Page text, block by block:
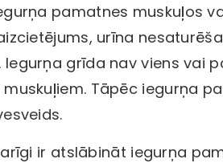
pamatnes muskuļos
urīna
Iegurņa grīda nav viens vai
Tāpēc iegurņa
ir atslābināt iegurņa